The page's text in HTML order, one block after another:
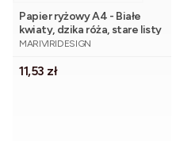
Papier ryżowy A4 - Białe
kwiaty, dzika róża, stare listy
| ©mariviriDesign
PRODUCENT
MARIVIRIDESIGN
Cena
11,53 zł